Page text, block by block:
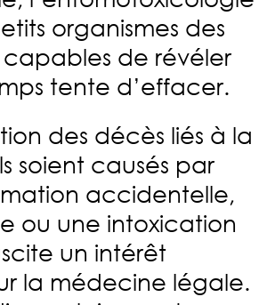
organismes des
capables de révéler
tente d’effacer.
des décès liés à la
soient causés par
accidentelle,
ou une intoxication
un intérêt
la médecine légale.